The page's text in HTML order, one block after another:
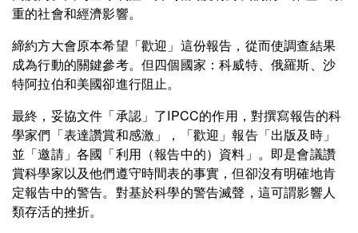
重的社會和經濟影響。
締約方大會原本希望「歡迎」這份報告，從而使調查結果
成為行動的關鍵參考。但四個國家：科威特、俄羅斯、沙
特阿拉伯和美國卻進行阻止。
最終，妥協文件「承認」了IPCC的作用，對撰寫報告的科
學家們「表達讚賞和感激」，「歡迎」報告「出版及時」
並「邀請」各國「利用（報告中的）資料」。即是會議讚
賞科學家以及他們遵守時間表的事實，但卻沒有明確地肯
定報告中的警告。對基於科學的警告滅聲，這可謂影響人
類存活的挫折。